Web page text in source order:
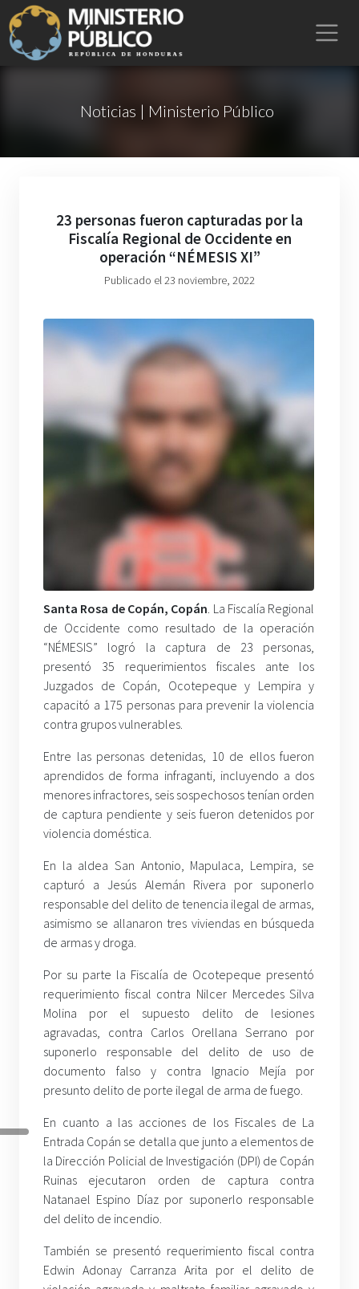
Noticias | Ministerio Público
23 personas fueron capturadas por la
Fiscalía Regional de Occidente en
operación “NÉMESIS XI”
Publicado el 23 noviembre, 2022
Santa Rosa de Copán, Copán . La Fiscalía Regional
de Occidente como resultado de la operación
“NÉMESIS” logró la captura de 23 personas,
presentó 35 requerimientos fiscales ante los
Juzgados de Copán, Ocotepeque y Lempira y
capacitó a 175 personas para prevenir la violencia
contra grupos vulnerables.
Entre las personas detenidas, 10 de ellos fueron
aprendidos de forma infraganti, incluyendo a dos
menores infractores, seis sospechosos tenían orden
de captura pendiente y seis fueron detenidos por
violencia doméstica.
En la aldea San Antonio, Mapulaca, Lempira, se
capturó a Jesús Alemán Rivera por suponerlo
responsable del delito de tenencia ilegal de armas,
asimismo se allanaron tres viviendas en búsqueda
de armas y droga.
Por su parte la Fiscalía de Ocotepeque presentó
requerimiento fiscal contra Nilcer Mercedes Silva
Molina por el supuesto delito de lesiones
agravadas, contra Carlos Orellana Serrano por
suponerlo responsable del delito de uso de
documento falso y contra Ignacio Mejía por
presunto delito de porte ilegal de arma de fuego.
En cuanto a las acciones de los Fiscales de La
Entrada Copán se detalla que junto a elementos de
la Dirección Policial de Investigación (DPI) de Copán
Ruinas ejecutaron orden de captura contra
Natanael Espino Díaz por suponerlo responsable
del delito de incendio.
También se presentó requerimiento fiscal contra
Edwin Adonay Carranza Arita por el delito de